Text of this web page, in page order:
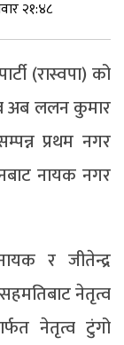
२१:४८
(रास्वपा) को
अब ललन कुमार
प्रथम नगर
नायक नगर
र जीतेन्द्र
नेतृत्व
नेतृत्व टुंगो